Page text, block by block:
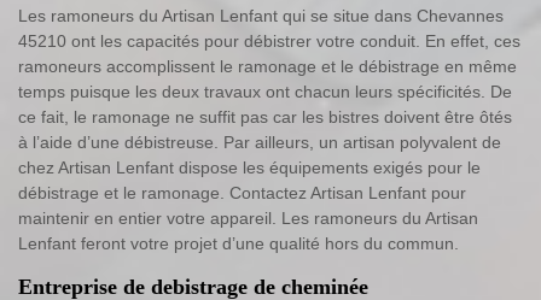
Les ramoneurs du Artisan Lenfant qui se situe dans Chevannes
45210 ont les capacités pour débistrer votre conduit. En effet, ces
ramoneurs accomplissent le ramonage et le débistrage en même
temps puisque les deux travaux ont chacun leurs spécificités. De
ce fait, le ramonage ne suffit pas car les bistres doivent être ôtés
à l’aide d’une débistreuse. Par ailleurs, un artisan polyvalent de
chez Artisan Lenfant dispose les équipements exigés pour le
débistrage et le ramonage. Contactez Artisan Lenfant pour
maintenir en entier votre appareil. Les ramoneurs du Artisan
Lenfant feront votre projet d’une qualité hors du commun.
Entreprise de debistrage de cheminée